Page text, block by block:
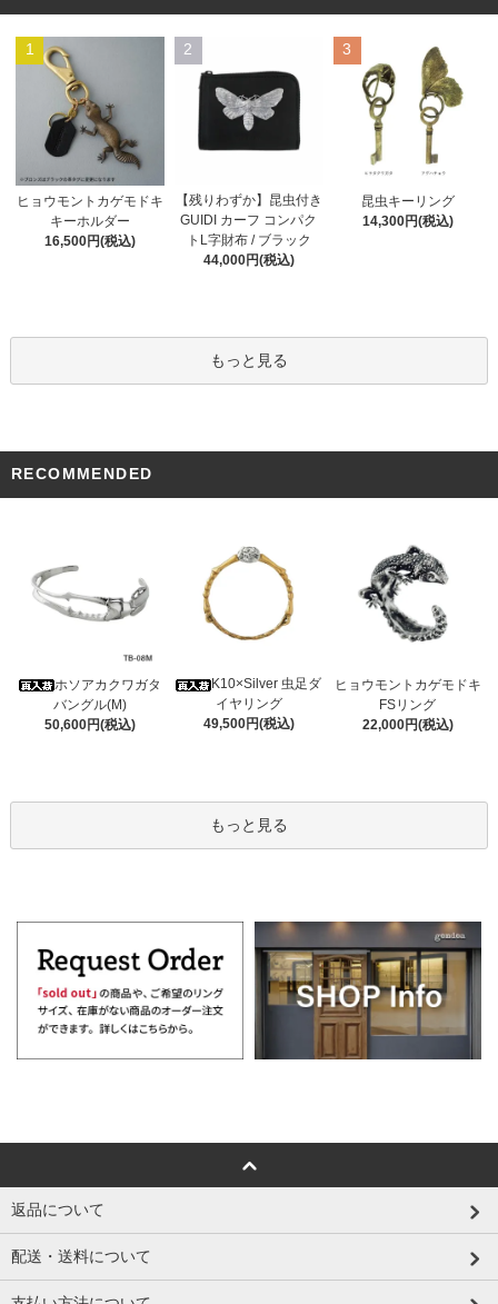
1
ヒョウモントカゲモドキ
キーホルダー
16,500円(税込)
2
【残りわずか】昆虫付き
GUIDI カーフ コンパク
トL字財布 / ブラック
44,000円(税込)
3
昆虫キーリング
14,300円(税込)
もっと見る
RECOMMENDED
ホソアカクワガタ
バングル(M)
50,600円(税込)
K10×Silver 虫足ダ
イヤリング
49,500円(税込)
ヒョウモントカゲモドキ
FSリング
22,000円(税込)
もっと見る
返品について
配送・送料について